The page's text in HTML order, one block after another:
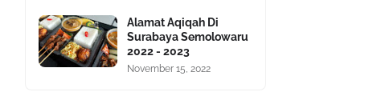
Alamat Aqiqah Di
Surabaya Semolowaru
2022 - 2023
November 15, 2022